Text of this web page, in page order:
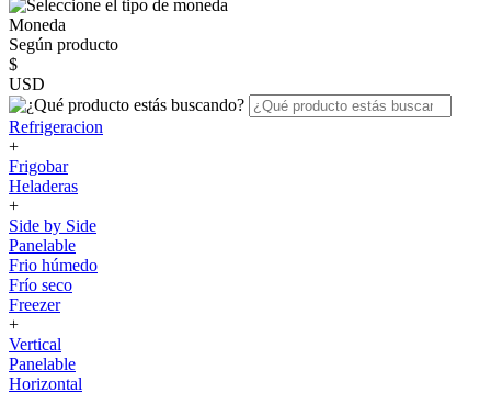
Moneda
Según producto
$
USD
Refrigeracion
+
Frigobar
Heladeras
+
Side by Side
Panelable
Frio húmedo
Frío seco
Freezer
+
Vertical
Panelable
Horizontal